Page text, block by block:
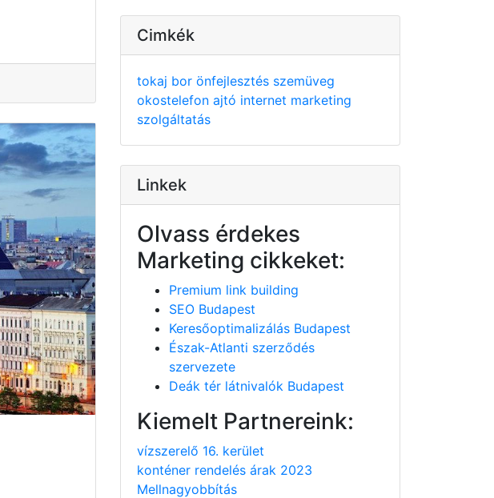
Cimkék
tokaj bor önfejlesztés szemüveg
okostelefon ajtó internet marketing
szolgáltatás
Linkek
Olvass érdekes
Marketing cikkeket:
Premium link building
SEO Budapest
Keresőoptimalizálás Budapest
Észak-Atlanti szerződés
szervezete
Deák tér látnivalók Budapest
Kiemelt Partnereink:
vízszerelő 16. kerület
konténer rendelés árak 2023
Mellnagyobbítás